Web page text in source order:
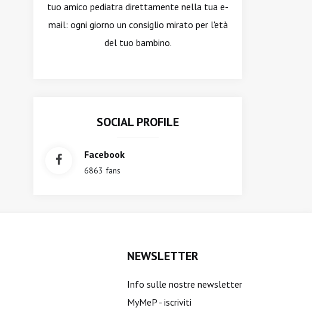
tuo amico pediatra direttamente nella tua e-
mail: ogni giorno un consiglio mirato per l'età
del tuo bambino.
SOCIAL PROFILE
Facebook
6863 fans
NEWSLETTER
Info sulle nostre newsletter
MyMeP - iscriviti